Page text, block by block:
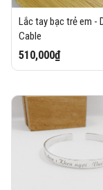
Lắc tay bạc trẻ em -
Cable
510,000₫